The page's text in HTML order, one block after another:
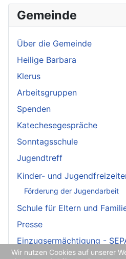
Gemeinde
Über die Gemeinde
Heilige Barbara
Klerus
Arbeitsgruppen
Spenden
Katechesegespräche
Sonntagsschule
Jugendtreff
Kinder- und
Förderung der Jugendarbeit
Schule für Eltern und
Presse
Einzugsermächtigung -
Spenden
Wir nutzen Cookies auf unserer